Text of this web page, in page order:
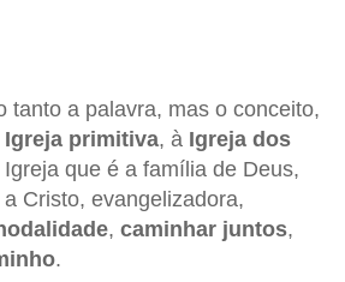
tanto a palavra, mas o conceito,
Igreja primitiva, à Igreja dos
Igreja que é a família de Deus,
Cristo, evangelizadora,
, caminhar juntos,
.